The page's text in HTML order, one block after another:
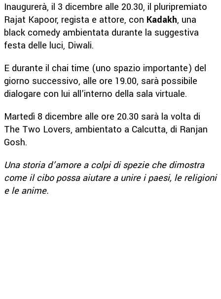
Inaugurerà, il 3 dicembre alle 20.30, il pluripremiato
Rajat Kapoor, regista e attore, con Kadakh, una
black comedy ambientata durante la suggestiva
festa delle luci, Diwali.
E durante il chai time (uno spazio importante) del
giorno successivo, alle ore 19.00, sarà possibile
dialogare con lui all’interno della sala virtuale.
Martedì 8 dicembre alle ore 20.30 sarà la volta di
The Two Lovers, ambientato a Calcutta, di Ranjan
Gosh.
Una storia d’amore a colpi di spezie che dimostra
come il cibo possa aiutare a unire i paesi, le religioni
e le anime.